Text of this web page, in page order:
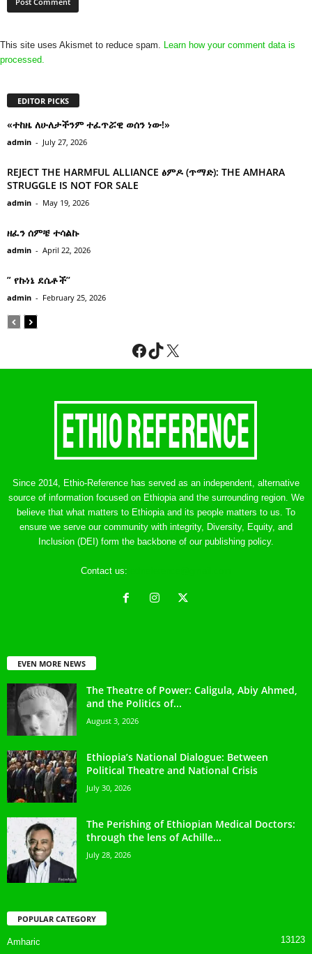
This site uses Akismet to reduce spam. Learn how your comment data is
processed.
EDITOR PICKS
«ተከዜ ለሁለታችንም ተፈጥሯዊ ወሰን ነው!»
admin - July 27, 2026
REJECT THE HARMFUL ALLIANCE ፅምዶ (ጥማድ): THE AMHARA
STRUGGLE IS NOT FOR SALE
admin - May 19, 2026
ዘፈን ሰምቼ ተሳልኩ
admin - April 22, 2026
” የኩነኔ ደሴቶች’’
admin - February 25, 2026
Facebook
TikTok
X
Since 2014, Ethio-Reference has served as an independent, alternative
source of information focused on Ethiopia and the surrounding region. We
believe that what matters to Ethiopia and its people matters to us. To
ensure we serve our community with integrity, Diversity, Equity, and
Inclusion (DEI) form the backbone of our publishing policy.
Contact us:
EVEN MORE NEWS
The Theatre of Power: Caligula, Abiy Ahmed,
and the Politics of...
August 3, 2026
Ethiopia’s National Dialogue: Between
Political Theatre and National Crisis
July 30, 2026
The Perishing of Ethiopian Medical Doctors:
through the lens of Achille...
July 28, 2026
POPULAR CATEGORY
Amharic 13123